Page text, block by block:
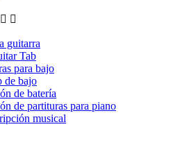
 
guitarra
Tab
para bajo
de bajo
de batería
de partituras para piano
musical